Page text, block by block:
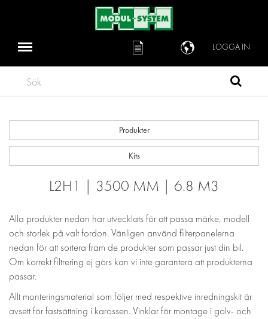
LOGGA IN
Sök
Produkter
Kits
L2H1 | 3500 MM | 6.8 M3
Alla produkter nedan har utvecklats för att passa märke, modell
och storlek på valt fordon. Vänligen använd filterpanelerna
nedan för att sortera fram de produkter som passar just din bil.
Om korrekt filtrering ej görs kan vi inte garantera att produkterna
passar.
Allt monteringsmaterial som följer med respektive inredningskit är
avsett för fastsättning i karossen. Vinklar för montage i golv- och